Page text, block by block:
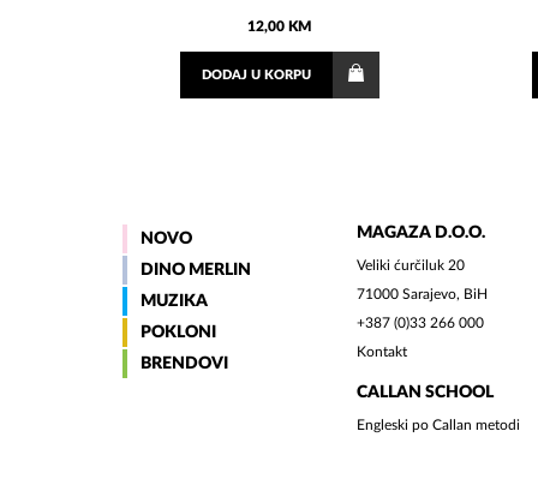
12,00 KM
DODAJ U KORPU
NOVO
DINO MERLIN
MUZIKA
POKLONI
BRENDOVI
MAGAZA D.O.O.
Veliki ćurčiluk 20
71000 Sarajevo, BiH
+387 (0)33 266 000
Kontakt
CALLAN SCHOOL
Engleski po Callan metodi